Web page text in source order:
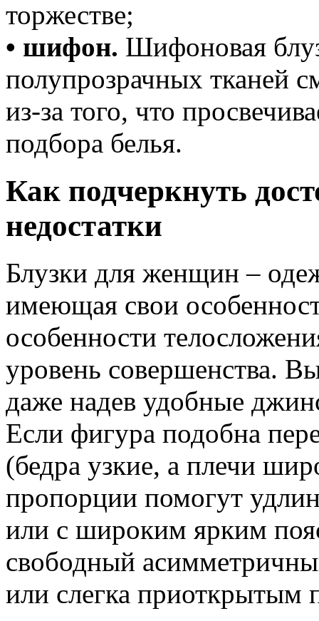
торжестве;
• шифон. Шифоновая
полупрозрачных тканей
из-за того, что
подбора белья.
Как подчеркнуть
недостатки
Блузки для женщин –
имеющая свои
особенности
уровень совершенства.
даже надев удобные
Если фигура подобна
(бедра узкие, а плечи
пропорции помогут
или с широким ярким
свободный
или слегка приоткрытым